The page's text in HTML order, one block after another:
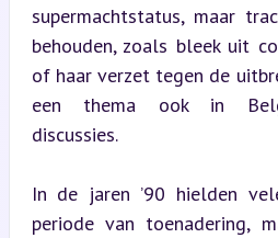
supermachtstatus, maar
behouden, zoals bleek uit
of haar verzet tegen de
een thema ook in
discussies.
In de jaren ’90 hielden
periode van toenadering,